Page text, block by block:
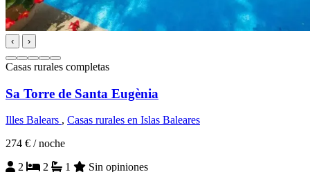
‹ ›
Casas rurales completas
Sa Torre de Santa Eugènia
Illes Balears , Casas rurales en Islas Baleares
274 € / noche
2
2 1 Sin opiniones